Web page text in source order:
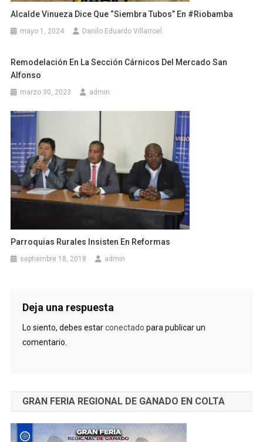
Alcalde Vinueza Dice Que “siembra Tubos” En #Riobamba
mayo 1, 2024 Danilo Eduardo Villarroel
Remodelación En La Sección Cárnicos Del Mercado San
Alfonso
marzo 30, 2023 admin
Parroquias Rurales Insisten En Reformas
septiembre 18, 2018 admin
Deja una respuesta
Lo siento, debes estarconectado para publicar un
comentario.
GRAN FERIA REGIONAL DE GANADO EN COLTA